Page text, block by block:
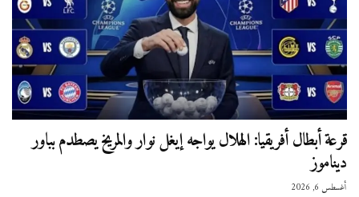
قرعة أبطال أفريقيا: الهلال يواجه إيغل نوار والمريخ يصطدم بباور
ديناموز
أغسطس 6, 2026